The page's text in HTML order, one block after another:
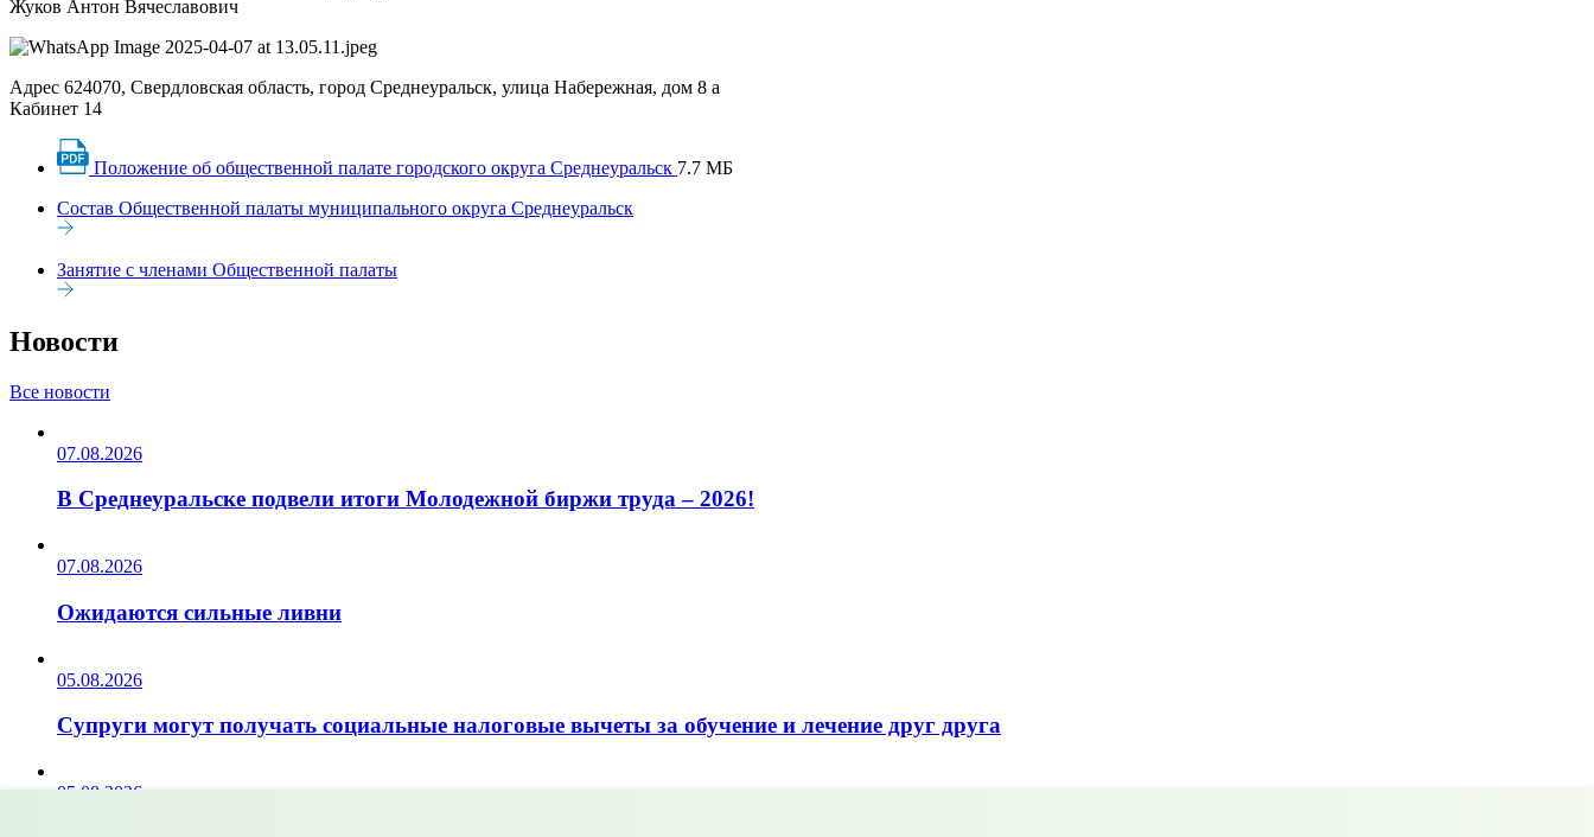
Жуков Антон Вячеславович
Адрес 624070, Свердловская область, город Среднеуральск, улица Набережная, дом 8 а
Кабинет 14
Положение об общественной палате городского округа Среднеуральск 7.7 МБ
Состав Общественной палаты муниципального округа Среднеуральск
Занятие с членами Общественной палаты
Новости
Все новости
07.08.2026
В Среднеуральске подвели итоги Молодежной биржи труда – 2026!
07.08.2026
Ожидаются сильные ливни
05.08.2026
Супруги могут получать социальные налоговые вычеты за обучение и лечение друг друга
05.08.2026